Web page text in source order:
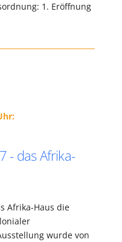
1. Eröffnung
- das Afrika-
Afrika-Haus die
wurde von